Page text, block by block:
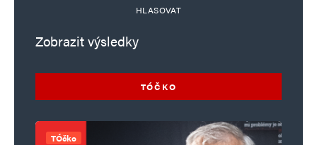
HLASOVAT
Zobrazit výsledky
TÓČKO
TÓčko